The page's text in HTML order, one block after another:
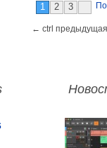
1 2 3
← ctrl